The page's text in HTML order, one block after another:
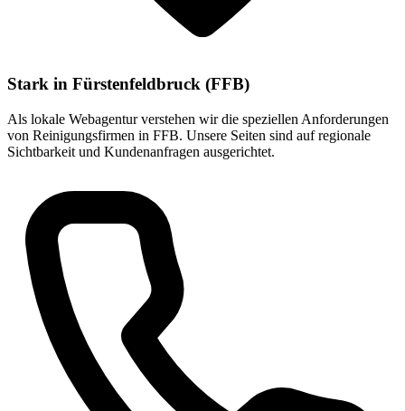
Stark in Fürstenfeldbruck (FFB)
Als lokale Webagentur verstehen wir die speziellen Anforderungen
von Reinigungsfirmen in FFB. Unsere Seiten sind auf regionale
Sichtbarkeit und Kundenanfragen ausgerichtet.